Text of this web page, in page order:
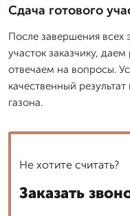
Сдача готового
После завершения
участок заказчику,
отвечаем на вопросы.
качественный
газона.
Не хотите считать?
Заказать